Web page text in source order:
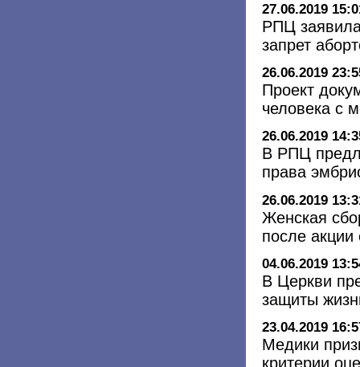
27.06.2019
РПЦ заявила
запрет
26.06.2019
Проект
человека с
26.06.2019
В РПЦ
права
26.06.2019
Женская
после акции
04.06.2019
В Церкви
защиты
23.04.2019
Медики
критерии